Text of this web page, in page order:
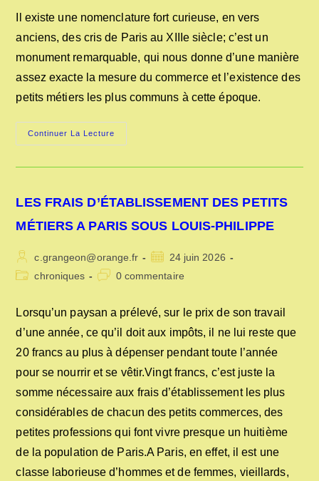
publication :
Il existe une nomenclature fort curieuse, en vers
anciens, des cris de Paris au XIIIe siècle; c’est un
monument remarquable, qui nous donne d’une manière
assez exacte la mesure du commerce et l’existence des
petits métiers les plus communs à cette époque.
Continuer La Lecture
CRIS
LES FRAIS D’ÉTABLISSEMENT DES PETITS
MÉTIERS A PARIS SOUS LOUIS-PHILIPPE
Auteur/autrice
de
c.grangeon@orange.fr
Publication
publiée :
24 juin 2026
Postchroniques
Commentaires
publication :
0 commentaire
Lorsqu’un paysan a prélevé, sur le prix de son travail
d’une année, ce qu’il doit aux impôts, il ne lui reste que
20 francs au plus à dépenser pendant toute l’année
pour se nourrir et se vêtir.Vingt francs, c’est juste la
somme nécessaire aux frais d’établissement les plus
considérables de chacun des petits commerces, des
petites professions qui font vivre presque un huitième
de la population de Paris.A Paris, en effet, il est une
classe laborieuse d’hommes et de femmes, vieillards,